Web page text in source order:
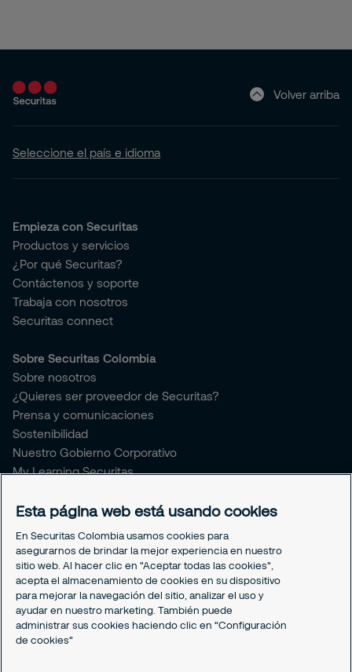
Volver arriba
Seleccione el país e idioma
Empieza con Securitas
Productos y servicios
¿Por qué Securitas?
Contáctenos y soporte
Trabaja con nosotros
Securitas connect
Sobre Securitas Colombia
Sobre nosotros
¿Quieres ser proveedor de Securitas?
Prensa y comunicaciones
Sostenibilidad
Nuestro Gobierno Corporativo
My Learning Securitas
Soporte empleado
Un café con Securitas
Legal
Nuestras políticas
Política de Protección de datos
Política de Cookies
Esta página web está usando cookies
En Securitas Colombia usamos cookies para
asegurarnos de brindar la mejor experiencia en nuestro
sitio web. Al hacer clic en "Aceptar todas las cookies",
acepta el almacenamiento de cookies en su dispositivo
para mejorar la navegación del sitio, analizar el uso y
ayudar en nuestro marketing. También puede
administrar sus cookies haciendo clic en "Configuración
de cookies"